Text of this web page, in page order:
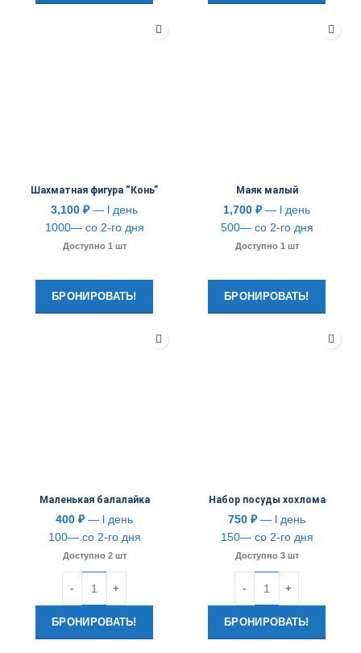
Шахматная фигура “Конь”
3,100 ₽— l день
1000— со 2-го дня
Доступно 1 шт
БРОНИРОВАТЬ!
Маяк малый
1,700 ₽— l день
500— со 2-го дня
Доступно 1 шт
БРОНИРОВАТЬ!
Маленькая балалайка
400 ₽— l день
100— со 2-го дня
Доступно 2 шт
БРОНИРОВАТЬ!
Набор посуды хохлома
750 ₽— l день
150— со 2-го дня
Доступно 3 шт
БРОНИРОВАТЬ!